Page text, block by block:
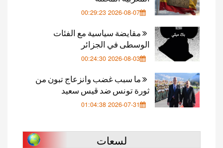
2026-08-07 00:29:23
مقايضة سياسية مع الفئات
الوسطى في الجزائر
2026-08-03 00:24:30
ما سبب غضب وانزعاج تبون من
ثورة تونس ضد قيس سعيد
2026-07-31 01:04:38
لسعات